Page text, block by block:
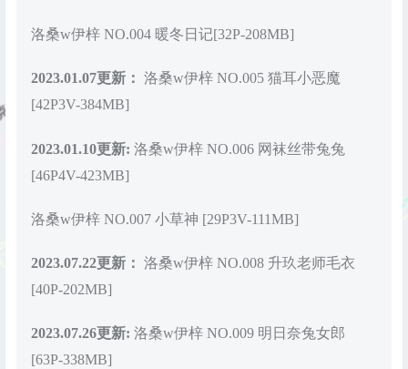
洛桑w伊梓 NO.004 暖冬日记[32P-208MB]
2023.01.07更新： 洛桑w伊梓 NO.005 猫耳小恶魔
[42P3V-384MB]
2023.01.10更新: 洛桑w伊梓 NO.006 网袜丝带兔兔
[46P4V-423MB]
洛桑w伊梓 NO.007 小草神 [29P3V-111MB]
2023.07.22更新： 洛桑w伊梓 NO.008 升玖老师毛衣
[40P-202MB]
2023.07.26更新: 洛桑w伊梓 NO.009 明日奈兔女郎
[63P-338MB]